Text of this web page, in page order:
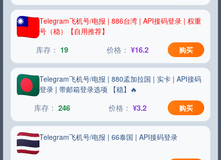
Telegram飞机号/电报 | 886台湾 | API接码登录 | 权重
号（稳）【自用推荐】
¥16.2
19 购买
Telegram飞机号/电报 | 880孟加拉国 | 实卡 | API接码
登录 | 带邮箱登录选项 【稳】🔥
¥3.2
246 购买
Telegram飞机号/电报 | 66泰国 | API接码登录